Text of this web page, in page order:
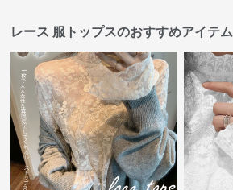
レース 服トップスのおすすめアイテム